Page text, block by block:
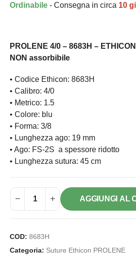
Ordinabile - Consegna in circa 10
PROLENE 4/0 – 8683H –
NON assorbibile
• Codice Ethicon: 8683H
• Calibro: 4/0
• Metrico: 1.5
• Colore: blu
• Forma: 3/8
• Lunghezza ago: 19 mm
• Ago: FS-2S a spessore ridotto
• Lunghezza sutura: 45 cm
AGGIUNGI AL
COD: 8683H
Categoria: Suture Ethicon PROLENE